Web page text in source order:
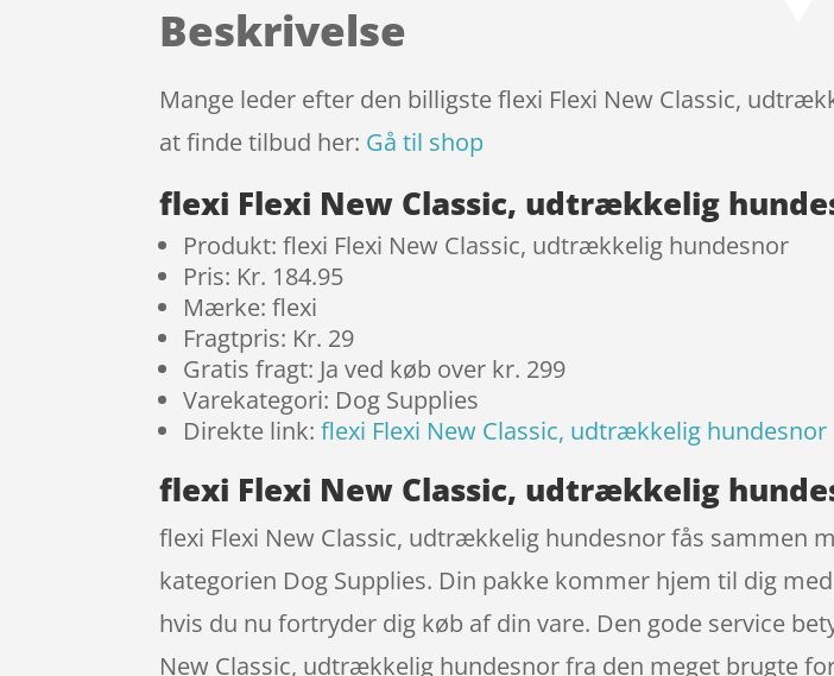
Beskrivelse
Mange leder efter den billigste flexi Flexi New Classic,
at finde tilbud her: Gå til shop
flexi Flexi New Classic, udtrækkelig
Produkt: flexi Flexi New Classic, udtrækkelig hundesnor
Pris: Kr. 184.95
Mærke: flexi
Fragtpris: Kr. 29
Gratis fragt: Ja ved køb over kr. 299
Varekategori: Dog Supplies
Direkte link:flexi Flexi New Classic, udtrækkelig hundesnor
flexi Flexi New Classic, udtrækkelig
flexi Flexi New Classic, udtrækkelig hundesnor fås sammen
kategorien Dog Supplies. Din pakke kommer hjem til dig
hvis du nu fortryder dig køb af din vare. Den gode service
New Classic, udtrækkelig hundesnor fra den meget brugte